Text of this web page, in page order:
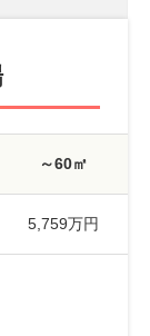
～60㎡
5,759万円